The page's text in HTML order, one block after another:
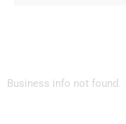
Business info not found.